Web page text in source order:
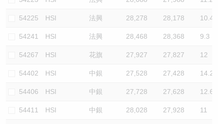
54225 HSI 法興 28,278 28,178 10.4
54241 HSI 法興 28,468 28,368 9.3
54267 HSI 花旗 27,927 27,827 12
54402 HSI 中銀 27,528 27,428 14.2
54406 HSI 中銀 27,728 27,628 12.6
54411 HSI 中銀 28,028 27,928 11